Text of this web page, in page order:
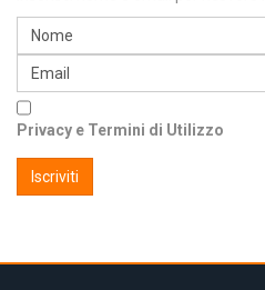
Privacy e Termini di Utilizzo